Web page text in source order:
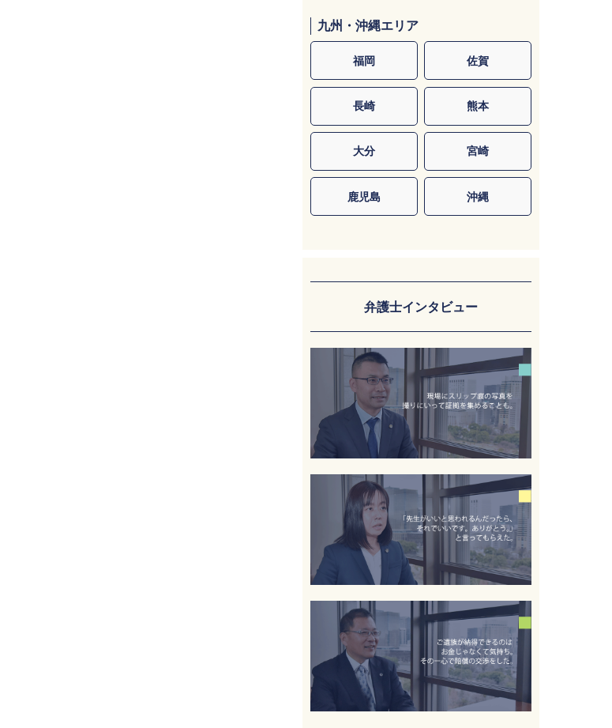
九州・沖縄エリア
福岡 佐賀
長崎 熊本
大分 宮崎
鹿児島 沖縄
弁護士インタビュー